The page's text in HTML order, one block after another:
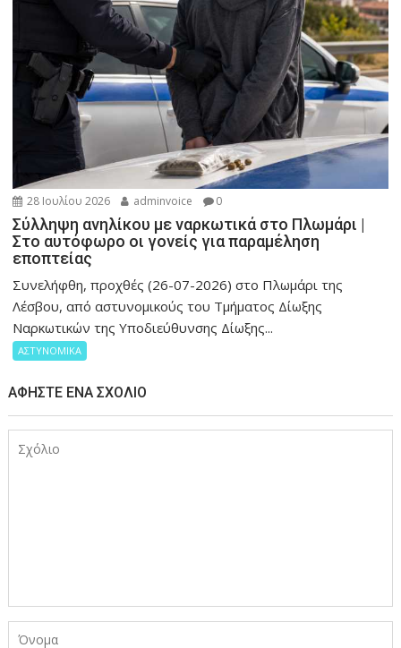
28 Ιουλίου 2026 adminvoice 0
Σύλληψη ανηλίκου με ναρκωτικά στο Πλωμάρι |
Στο αυτόφωρο οι γονείς για παραμέληση
εποπτείας
Συνελήφθη, προχθές (26-07-2026) στο Πλωμάρι της
Λέσβου, από αστυνομικούς του Τμήματος Δίωξης
Ναρκωτικών της Υποδιεύθυνσης Δίωξης...
ΑΣΤΥΝΟΜΙΚΑ
ΑΦΉΣΤΕ ΈΝΑ ΣΧΌΛΙΟ